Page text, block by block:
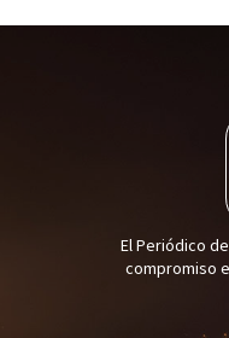
El Periódico
compromiso